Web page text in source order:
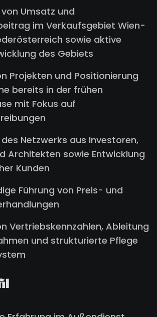
Umsatz und
im Verkaufsgebiet Wien-
sowie aktive
des Gebiets
Projekten und Positionierung
bereits in der frühen
mit Fokus auf
Netzwerks aus Investoren,
Architekten sowie Entwicklung
Kunden
Führung von Preis- und
Vertriebskennzahlen, Ableitung
und strukturierte Pflege